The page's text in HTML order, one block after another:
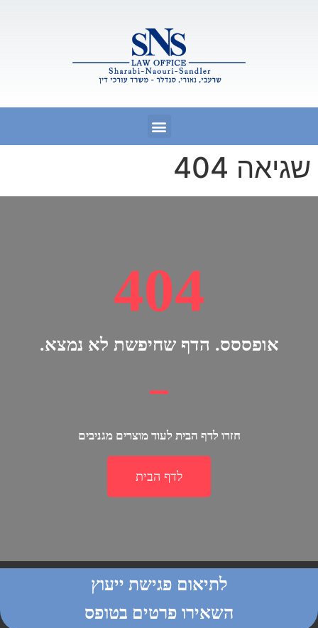
שגיאה 404
404
אופססס. הדף שחיפשת לא נמצא.
חזרו לדף הבית לעוד מוצרים מגניבים
לדף הבית
לתיאום פגישת ייעוץ
השאירו פרטים בטופס